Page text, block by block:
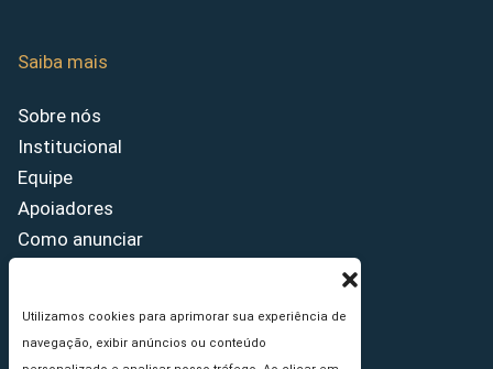
Utilizamos cookies para aprimorar sua experiência de
navegação, exibir anúncios ou conteúdo
Saiba mais
Sobre nós
Institucional
Equipe
Apoiadores
Como anunciar
Princípios Editoriais